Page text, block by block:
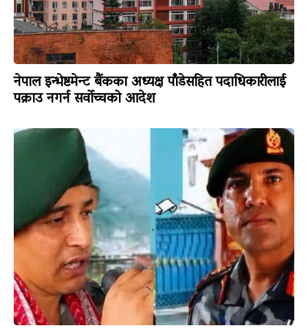
नेपाल इन्भेष्टमेन्ट बैंकका अध्यक्ष पाँडेसहित पदाधिकारीलाई
पक्राउ नगर्न सर्वोच्चको आदेश